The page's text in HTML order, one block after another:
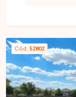
apresenta
residenciais,
construção de
investimento
perspectiva de
Cód. 52802